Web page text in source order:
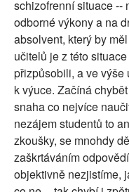
schizofrenní situace --
odborné výkony a na
absolvent, který by
učitelů je z této
přizpůsobili, a ve
k výuce. Začíná
snaha co nejvíce
nezájem studentů to
zkoušky, se mnohdy
zaškrtáváním
objektivně nezjistíme,